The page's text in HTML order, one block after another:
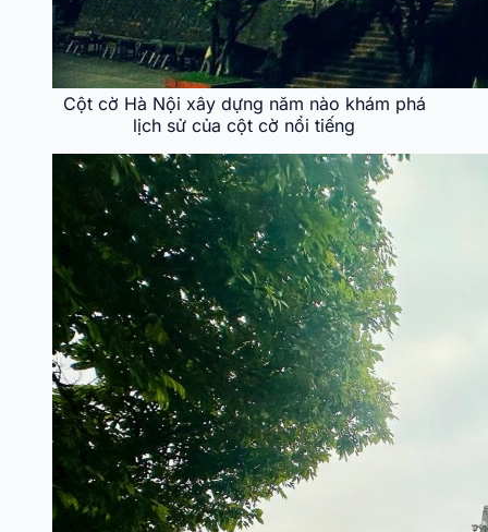
Cột cờ Hà Nội xây dựng năm nào khám phá
lịch sử của cột cờ nổi tiếng